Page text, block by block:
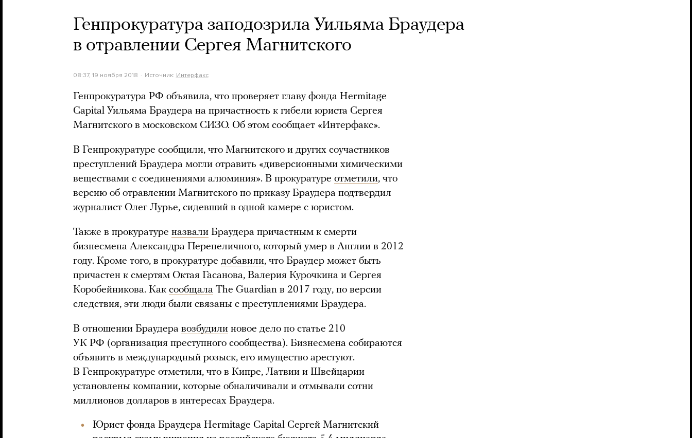
Генпрокуратура заподозрила Уильяма Браудера
в отравлении Сергея Магнитского
08:37, 19 ноября 2018 Источник: Интерфакс
Генпрокуратура РФ объявила, что проверяет главу фонда Hermitage
Capital Уильяма Браудера на причастность к гибели юриста Сергея
Магнитского в московском СИЗО. Об этом сообщает «Интерфакс».
В Генпрокуратуре сообщили, что Магнитского и других соучастников
преступлений Браудера могли отравить «диверсионными химическими
веществами с соединениями алюминия». В прокуратуре отметили, что
версию об отравлении Магнитского по приказу Браудера подтвердил
журналист Олег Лурье, сидевший в одной камере с юристом.
Также в прокуратуре назвали Браудера причастным к смерти
бизнесмена Александра Перепеличного, который умер в Англии в 2012
году. Кроме того, в прокуратуре добавили, что Браудер может быть
причастен к смертям Октая Гасанова, Валерия Курочкина и Сергея
Коробейникова. Как сообщала The Guardian в 2017 году, по версии
следствия, эти люди были связаны с преступлениями Браудера.
В отношении Браудера возбудили новое дело по статье 210
УК РФ (организация преступного сообщества). Бизнесмена собираются
объявить в международный розыск, его имущество арестуют.
В Генпрокуратуре отметили, что в Кипре, Латвии и Швейцарии
установлены компании, которые обналичивали и отмывали сотни
миллионов долларов в интересах Браудера.
Юрист фонда Браудера Hermitage Capital Сергей Магнитский